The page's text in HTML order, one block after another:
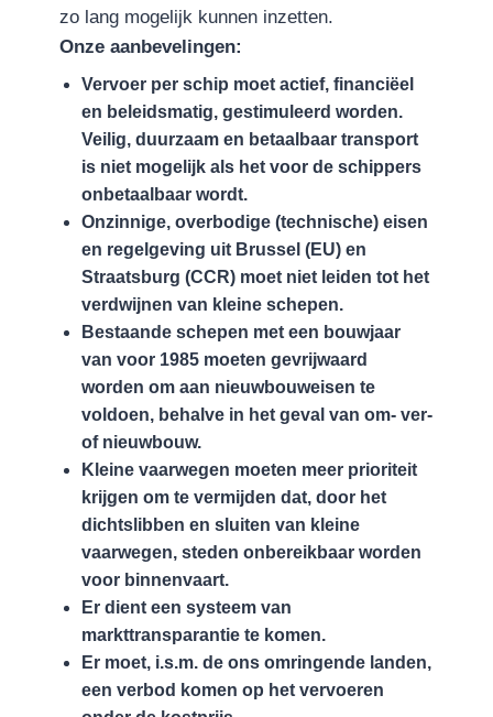
zo lang mogelijk kunnen inzetten.
Onze aanbevelingen:
Vervoer per schip moet actief, financiëel
en beleidsmatig, gestimuleerd worden.
Veilig, duurzaam en betaalbaar transport
is niet mogelijk als het voor de schippers
onbetaalbaar wordt.
Onzinnige, overbodige (technische) eisen
en regelgeving uit Brussel (EU) en
Straatsburg (CCR) moet niet leiden tot het
verdwijnen van kleine schepen.
Bestaande schepen met een bouwjaar
van voor 1985 moeten gevrijwaard
worden om aan nieuwbouweisen te
voldoen, behalve in het geval van om- ver-
of nieuwbouw.
Kleine vaarwegen moeten meer prioriteit
krijgen om te vermijden dat, door het
dichtslibben en sluiten van kleine
vaarwegen, steden onbereikbaar worden
voor binnenvaart.
Er dient een systeem van
markttransparantie te komen.
Er moet, i.s.m. de ons omringende landen,
een verbod komen op het vervoeren